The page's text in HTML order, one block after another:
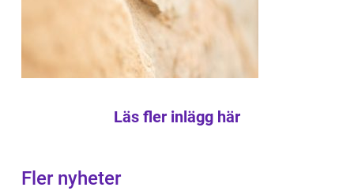
Läs fler inlägg här
Fler nyheter